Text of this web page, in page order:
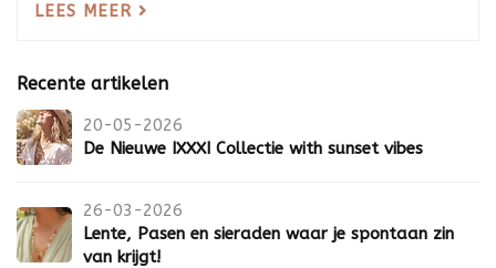
LEES MEER
Recente artikelen
20-05-2026
De Nieuwe IXXXI Collectie with sunset vibes
26-03-2026
Lente, Pasen en sieraden waar je spontaan zin
van krijgt!